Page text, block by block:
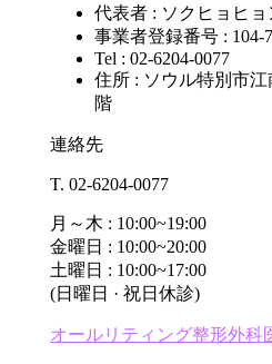
代表者 : ソクヒョヒョ
事業者登録番号 : 104-
Tel : 02-6204-0077
住所 : ソウル特別市
階
連絡先
T. 02-6204-0077
月～木 : 10:00~19:00
金曜日 : 10:00~20:00
土曜日 : 10:00~17:00
(日曜日 · 祝日休診)
オールリティング整形外科